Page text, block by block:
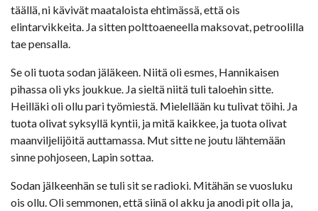
täällä, ni kävivät maataloista ehtimässä, että ois
elintarvikkeita. Ja sitten polttoaeneella maksovat, petroolilla
tae pensalla.
Se oli tuota sodan jäläkeen. Niitä oli esmes, Hannikaisen
pihassa oli yks joukkue. Ja sieltä niitä tuli taloehin sitte.
Heilläki oli ollu pari työmiestä. Mielellään ku tulivat töihi. Ja
tuota olivat syksyllä kyntii, ja mitä kaikkee, ja tuota olivat
maanviljelijöitä auttamassa. Mut sitte ne joutu lähtemään
sinne pohjoseen, Lapin sottaa.
Sodan jälkeenhän se tuli sit se radioki. Mitähän se vuosluku
ois ollu. Oli semmonen, että siinä ol akku ja anodi pit olla ja,